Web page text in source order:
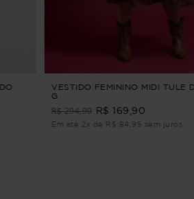
VESTIDO FEMININO MIDI TULE
G
R$ 294,90 R$ 169,90
Em até 2x de R$ 84,95 sem juros